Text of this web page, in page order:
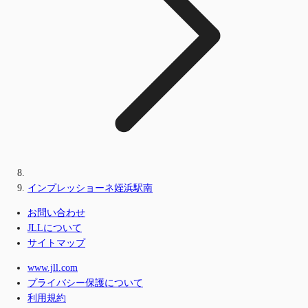
インプレッショーネ姪浜駅南
お問い合わせ
JLLについて
サイトマップ
www.jll.com
プライバシー保護について
利用規約